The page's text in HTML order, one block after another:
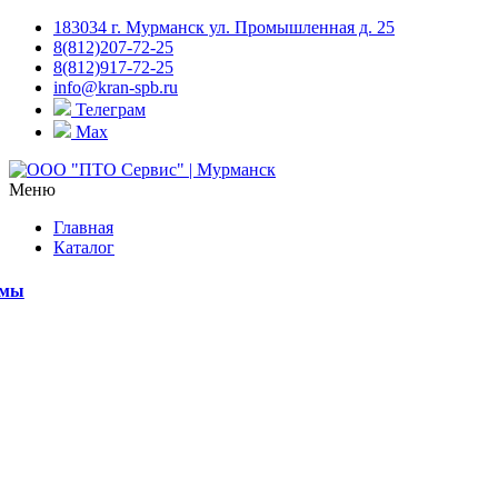
183034 г. Мурманск ул. Промышленная д. 25
8(812)207-72-25
8(812)917-72-25
info@kran-spb.ru
Телеграм
Max
Меню
Главная
Каталог